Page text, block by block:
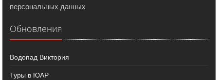
персональных данных
Обновления
Водопад Виктория
Туры в ЮАР